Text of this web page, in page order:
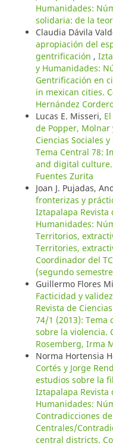
Humanidades:
solidaria: de la
Claudia Dávila
apropiación del
gentrificación ,
y Humanidades:
Gentrificación en
in mexican cities.
Hernández
Lucas E. Misseri,
de Popper, Molnar
Ciencias Sociales
Tema Central 78:
and digital culture.
Fuentes Zurita
Joan J. Pujadas,
fronterizas y
Iztapalapa Revista
Humanidades:
Territorios,
Territories,
Coordinador del
(segundo
Guillermo Flores
Facticidad y
Revista de
74/1 (2013):
sobre la violencia.
Rosemberg, Irma
Norma Hortensia
Cortés y Jorge
estudios sobre la
Iztapalapa Revista
Humanidades:
Contradicciones
Centrales/
central districts.